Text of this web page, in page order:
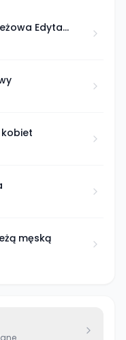
Edyta
męską